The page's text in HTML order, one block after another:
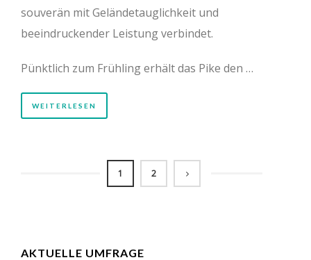
souverän mit Geländetauglichkeit und
beeindruckender Leistung verbindet.
Pünktlich zum Frühling erhält das Pike den …
WEITERLESEN
1 2
AKTUELLE UMFRAGE